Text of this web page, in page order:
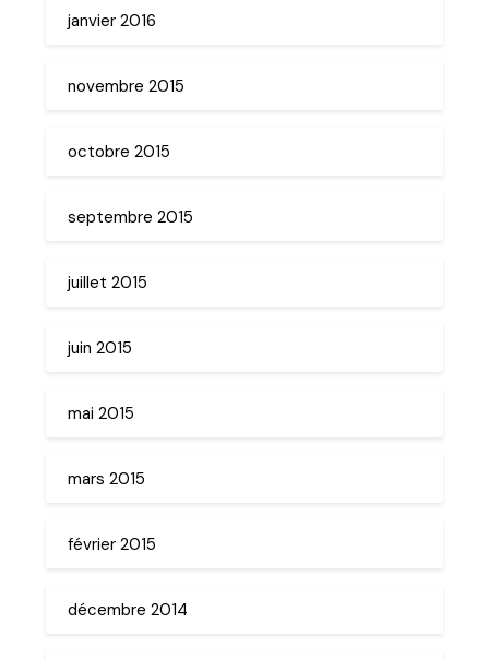
janvier 2016
novembre 2015
octobre 2015
septembre 2015
juillet 2015
juin 2015
mai 2015
mars 2015
février 2015
décembre 2014